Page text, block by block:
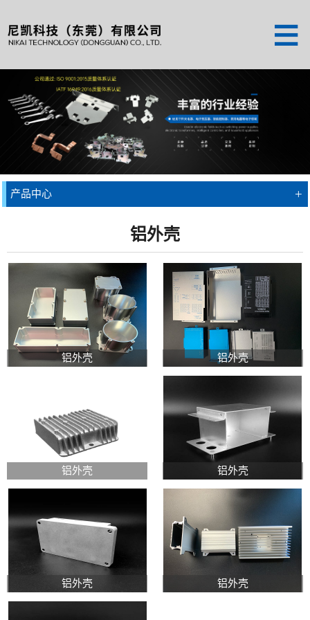
产品中心 +
铝外壳
铝外壳 铝外壳
铝外壳 铝外壳
铝外壳 铝外壳